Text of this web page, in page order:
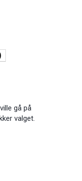
gå på
valget.